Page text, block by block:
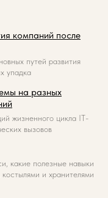
компаний после
путей развития
упадка
на разных
жизненного цикла IT-
вызовов
какие полезные навыки
и хранителями